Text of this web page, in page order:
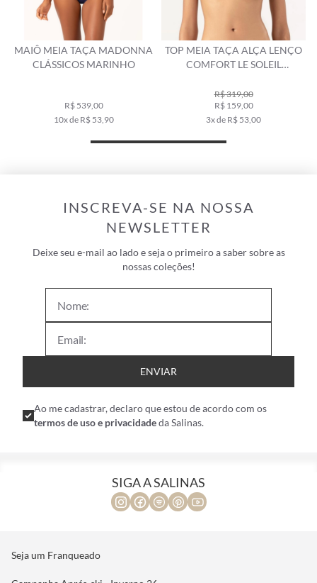
MAIÔ MEIA TAÇA MADONNA
CLÁSSICOS MARINHO
R$ 539,00
10x de R$ 53,90
TOP MEIA TAÇA ALÇA LENÇO
COMFORT LE SOLEIL
R$ 319,00
R$ 159,00
3x de R$ 53,00
INSCREVA-SE NA NOSSA
NEWSLETTER
Deixe seu e-mail ao lado e seja o primeiro a saber sobre as
nossas coleções!
ENVIAR
Ao me cadastrar, declaro que estou de acordo com os
termos de uso e privacidadeda Salinas.
SIGA A SALINAS
Seja um Franqueado